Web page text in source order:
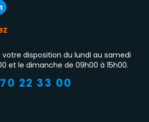
disposition du lundi au samedi
et le dimanche de 09h00 à 15h00.
70 22 33 00